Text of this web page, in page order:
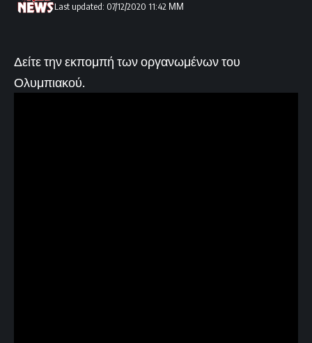
Last updated: 07/12/2020 11:42 ΜΜ
Δείτε την εκπομπή των οργανωμένων του
Ολυμπιακού.